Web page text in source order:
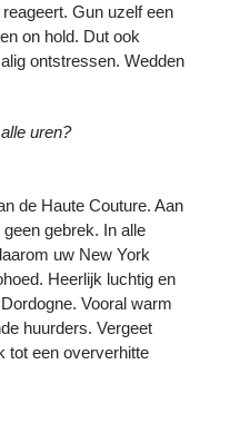
Gun uzelf een
on hold. Dut ook
ontstressen. Wedden
uren?
de Haute Couture. Aan
gebrek. In alle
uw New York
Heerlijk luchtig en
Vooral warm
huurders. Vergeet
tot een oververhitte